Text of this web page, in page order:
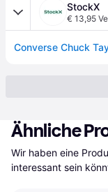
StockX
€ 13,95
Ähnliche
Wir haben eine
interessant sein